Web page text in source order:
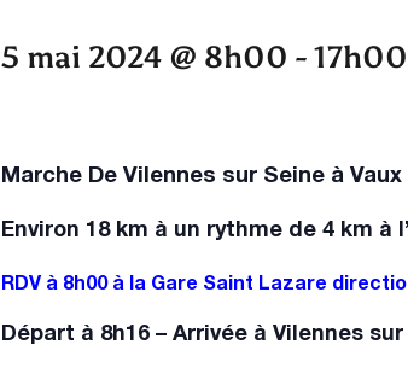
5 mai 2024 @ 8h00 -17h00
Marche De Vilennes sur Seine à
Environ 18 km à un rythme de 4 km à
RDV à 8h00 à la Gare Saint Lazare
Départ à 8h16 – Arrivée à Vilennes